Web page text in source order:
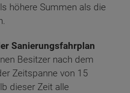
höhere Summen als die
Sanierungsfahrplan
Besitzer nach dem
Zeitspanne von 15
dieser Zeit alle